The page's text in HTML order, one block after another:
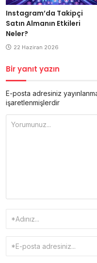
Instagram’da Takipçi
Satın Almanın Etkileri
Neler?
22 Haziran 2026
Bir yanıt yazın
E-posta adresiniz
işaretlenmişlerdir